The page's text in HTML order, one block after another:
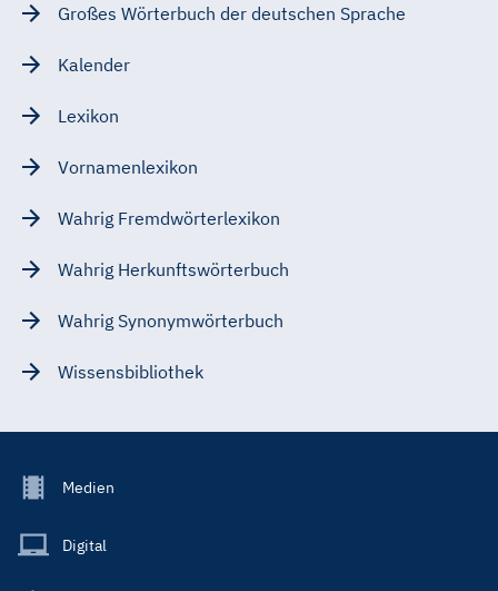
Großes Wörterbuch der deutschen Sprache
Kalender
Lexikon
Vornamenlexikon
Wahrig Fremdwörterlexikon
Wahrig Herkunftswörterbuch
Wahrig Synonymwörterbuch
Wissensbibliothek
Footer
Main
Medien
Digital